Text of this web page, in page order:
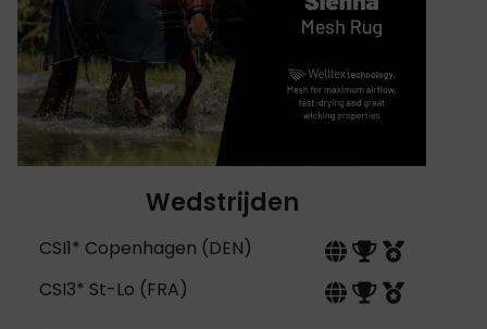
Wedstrijden
CSI1* Copenhagen (DEN)
CSI3* St-Lo (FRA)